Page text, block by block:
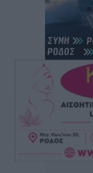
Κλεάνθης:
ατομικό για δύο
Αθλητικά• πριν 2
Φοίβος: Εν
πριν 2
Ιάλυσος Β’:
προετοιμασίας